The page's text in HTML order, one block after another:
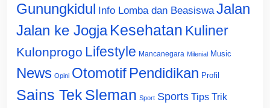
Gunungkidul Info Lomba dan Beasiswa Jalan
Jalan ke Jogja Kesehatan Kuliner
Kulonprogo Lifestyle Mancanegara Milenial Music
News Opini Otomotif Pendidikan Profil
Sains Tek Sleman Sport Sports Tips Trik